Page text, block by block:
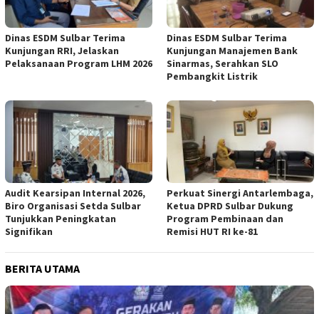
Dinas ESDM Sulbar Terima
Kunjungan RRI, Jelaskan
Pelaksanaan Program LHM 2026
Dinas ESDM Sulbar Terima
Kunjungan Manajemen Bank
Sinarmas, Serahkan SLO
Pembangkit Listrik
Audit Kearsipan Internal 2026,
Biro Organisasi Setda Sulbar
Tunjukkan Peningkatan
Signifikan
Perkuat Sinergi Antarlembaga,
Ketua DPRD Sulbar Dukung
Program Pembinaan dan
Remisi HUT RI ke-81
BERITA UTAMA